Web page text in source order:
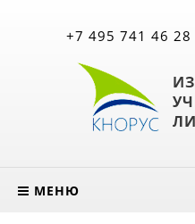
+7 495 741 46 28
МЕНЮ